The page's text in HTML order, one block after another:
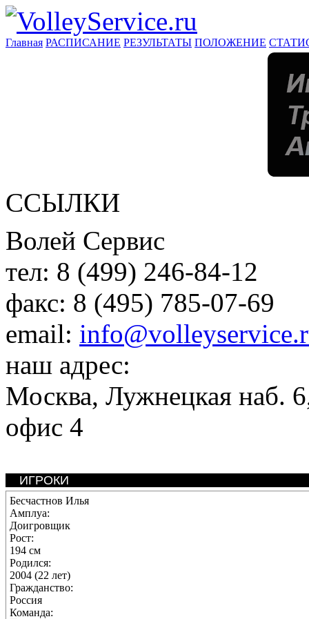
Главная РАСПИСАНИЕ РЕЗУЛЬТАТЫ ПОЛОЖЕНИЕ
ССЫЛКИ
Волей Сервис
тел: 8 (499) 246-84-12
факс: 8 (495) 785-07-69
email:
наш адрес:
Москва, Лужнецкая наб.
офис 4
ИГРОКИ
Бесчастнов Илья
Амплуа:
Доигровщик
Рост:
194 см
Родился:
2004 (22 лет)
Гражданство:
Россия
Команда: